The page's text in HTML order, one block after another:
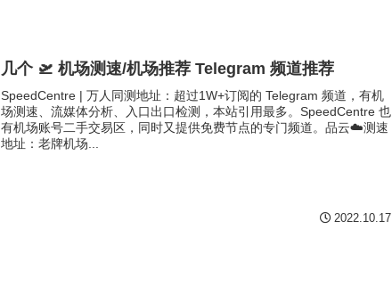
几个 🛫 机场测速/机场推荐 Telegram 频道推荐
SpeedCentre | 万人同测地址：超过1W+订阅的 Telegram 频道，有机
场测速、流媒体分析、入口出口检测，本站引用最多。SpeedCentre 也
有机场账号二手交易区，同时又提供免费节点的专门频道。品云☁️测速
地址：老牌机场...
2022.10.17